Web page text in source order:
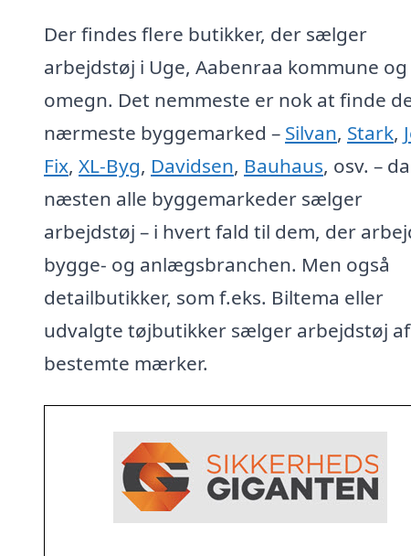
Der findes flere butikker, der sælger
arbejdstøj i Uge, Aabenraa kommune og
omegn. Det nemmeste er nok at finde
nærmeste byggemarked – Silvan, Stark,
Fix, XL-Byg, Davidsen, Bauhaus, osv. – da
næsten alle byggemarkeder sælger
arbejdstøj – i hvert fald til dem, der
bygge- og anlægsbranchen. Men også
detailbutikker, som f.eks. Biltema eller
udvalgte tøjbutikker sælger arbejdstøj af
bestemte mærker.